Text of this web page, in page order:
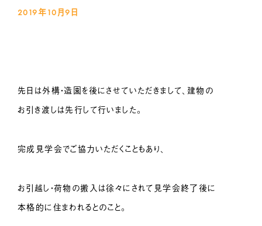
2019年10月9 日
先日は外構・造園を後にさせていただきまして、建物の
お引き渡しは先行して行いました。
完成見学会でご協力いただくこともあり、
お引越し・荷物の搬入は徐々にされて見学会終了後に
本格的に住まわれるとのこと。